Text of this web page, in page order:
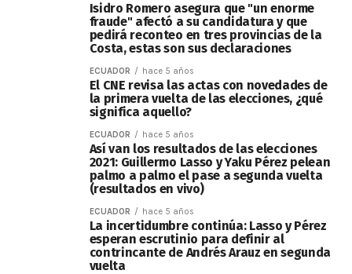
Isidro Romero asegura que "un enorme
fraude" afectó a su candidatura y que
pedirá reconteo en tres provincias de la
Costa, estas son sus declaraciones
ECUADOR hace 5 años
El CNE revisa las actas con novedades de
la primera vuelta de las elecciones, ¿qué
significa aquello?
ECUADOR hace 5 años
Así van los resultados de las elecciones
2021: Guillermo Lasso y Yaku Pérez pelean
palmo a palmo el pase a segunda vuelta
(resultados en vivo)
ECUADOR hace 5 años
La incertidumbre continúa: Lasso y Pérez
esperan escrutinio para definir al
contrincante de Andrés Arauz en segunda
vuelta